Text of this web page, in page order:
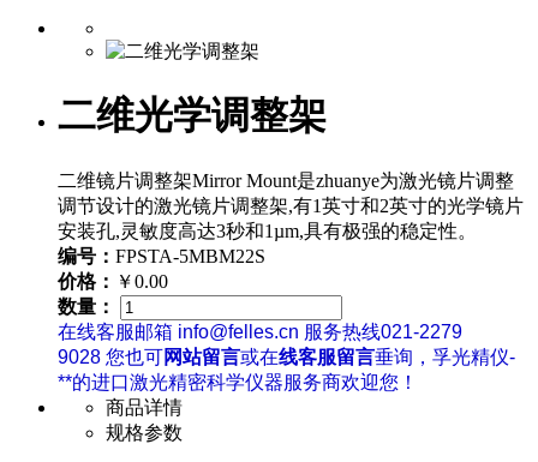
二维光学调整架
二维镜片调整架Mirror Mount是zhuanye为激光镜片调整
调节设计的激光镜片调整架,有1英寸和2英寸的光学镜片
安装孔,灵敏度高达3秒和1µm,具有极强的稳定性。
编号： FPSTA-5MBM22S
价格： ￥0.00
数量：
在线客服邮箱 info@felles.cn 服务热线021-2279
9028 您也可网站留言或在线客服留言垂询，孚光精仪-
**的进口激光精密科学仪器服务商欢迎您！
商品详情
规格参数